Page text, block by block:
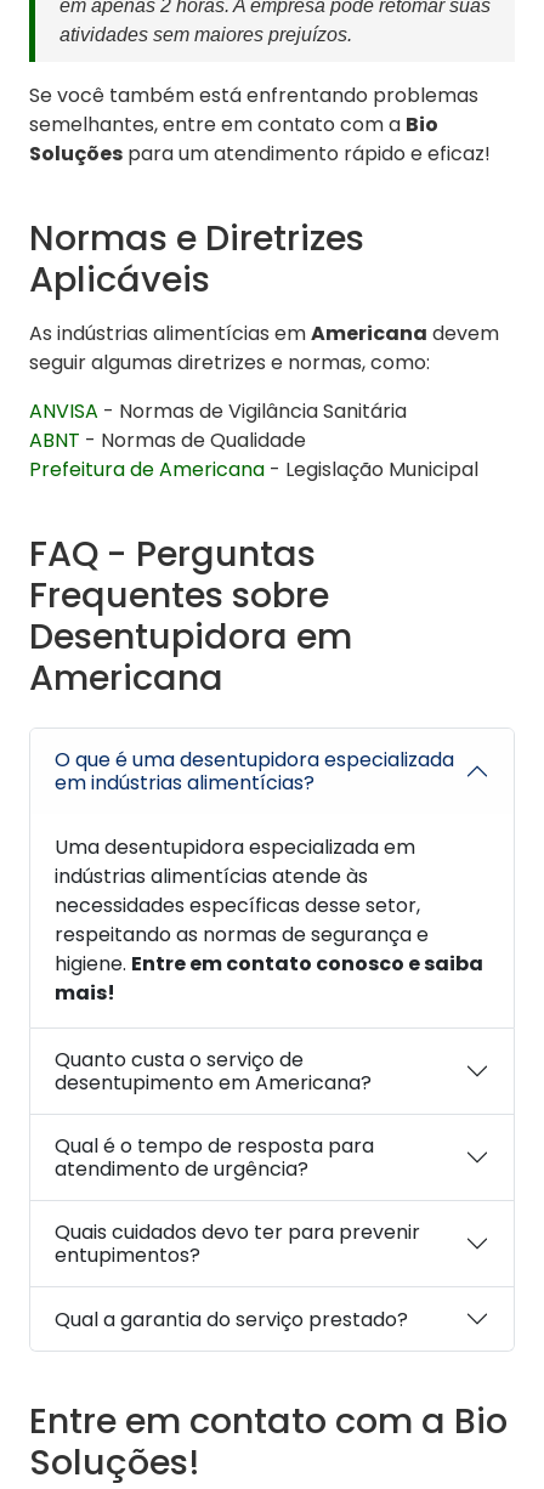
em apenas 2 horas. A empresa pôde retomar suas
atividades sem maiores prejuízos.
Se você também está enfrentando problemas
semelhantes, entre em contato com a Bio
Soluções para um atendimento rápido e eficaz!
Normas e Diretrizes
Aplicáveis
As indústrias alimentícias emAmericana devem
seguir algumas diretrizes e normas, como:
ANVISA - Normas de Vigilância Sanitária
ABNT - Normas de Qualidade
Prefeitura de Americana - Legislação Municipal
FAQ - Perguntas
Frequentes sobre
Desentupidora em
Americana
O que é uma desentupidora especializada
em indústrias alimentícias?
Uma desentupidora especializada em
indústrias alimentícias atende às
necessidades específicas desse setor,
respeitando as normas de segurança e
higiene. Entre em contato conosco e saiba
mais!
Quanto custa o serviço de
desentupimento em Americana?
Qual é o tempo de resposta para
atendimento de urgência?
Quais cuidados devo ter para prevenir
entupimentos?
Qual a garantia do serviço prestado?
Entre em contato com a Bio
Soluções!